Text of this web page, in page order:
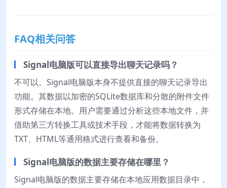
FAQ相关问答
Signal电脑版可以直接导出聊天记录吗？
不可以。Signal电脑版本身不提供直接的聊天记录导出
功能。其数据以加密的SQLite数据库和分散的附件文件
形式存储在本地。用户需要通过分析这些本地文件，并
借助第三方转换工具或技术手段，才能将数据转换为
TXT、HTML等通用格式进行查看和备份。
Signal电脑版的数据主要存储在哪里？
Signal电脑版的数据主要存储在本地应用数据目录中，